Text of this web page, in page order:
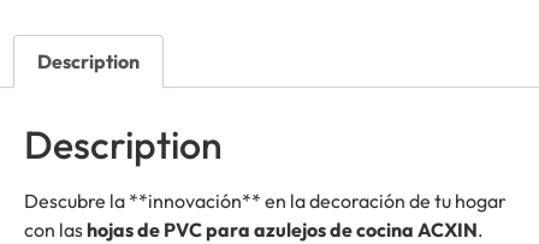
Description
Description
Descubre la **innovación** en la decoración de tu hogar
con lashojas de PVC para azulejos de cocina ACXIN.